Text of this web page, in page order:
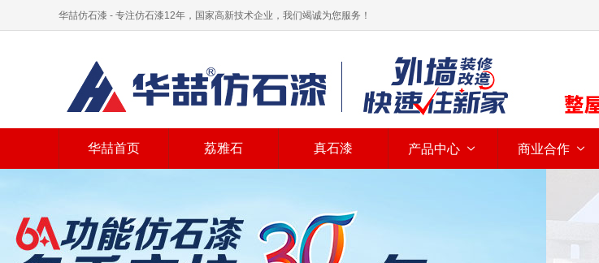
华喆仿石漆 - 专注仿石漆12年，国家高新技术企业，我们竭诚为您服务！
华喆首页 荔雅石 真石漆 产品中心 商业合作